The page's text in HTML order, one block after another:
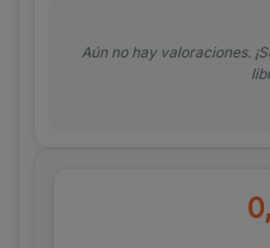
Aún no hay valoraciones.